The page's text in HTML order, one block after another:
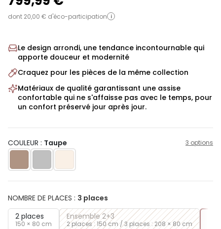
dont 20,00 € d'éco-participation i
Le design arrondi, une tendance incontournable qui
apporte douceur et modernité
Craquez pour les pièces de la même collection
Matériaux de qualité garantissant une assise
confortable qui ne s'affaisse pas avec le temps, pour
un confort préservé jour après jour.
COULEUR : Taupe 3 options
NOMBRE DE PLACES : 3 places
2 places
150 × 80 cm
Ensemble 2+3
2 places : 150 cm / 3 places : 208 × 80 cm